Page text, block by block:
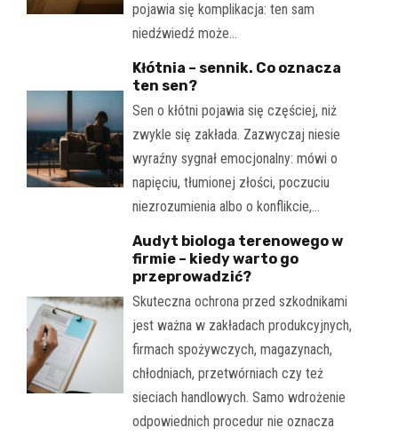
pojawia się komplikacja: ten sam
niedźwiedź może…
Kłótnia – sennik. Co oznacza
ten sen?
Sen o kłótni pojawia się częściej, niż
zwykle się zakłada. Zazwyczaj niesie
wyraźny sygnał emocjonalny: mówi o
napięciu, tłumionej złości, poczuciu
niezrozumienia albo o konflikcie,…
Audyt biologa terenowego w
firmie – kiedy warto go
przeprowadzić?
Skuteczna ochrona przed szkodnikami
jest ważna w zakładach produkcyjnych,
firmach spożywczych, magazynach,
chłodniach, przetwórniach czy też
sieciach handlowych. Samo wdrożenie
odpowiednich procedur nie oznacza